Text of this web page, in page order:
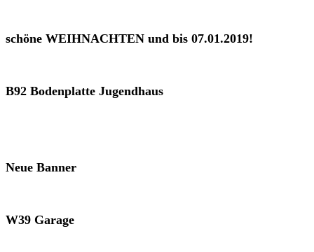
schöne WEIHNACHTEN und bis 07.01.2019!
B92 Bodenplatte Jugendhaus
Neue Banner
W39 Garage